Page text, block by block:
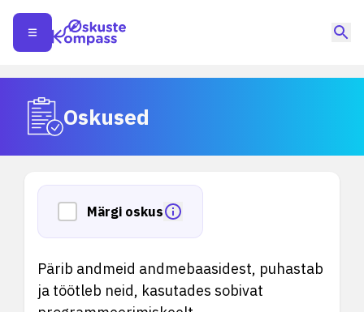
Oskused
Märgi oskus
Pärib andmeid andmebaasidest, puhastab
ja töötleb neid, kasutades sobivat